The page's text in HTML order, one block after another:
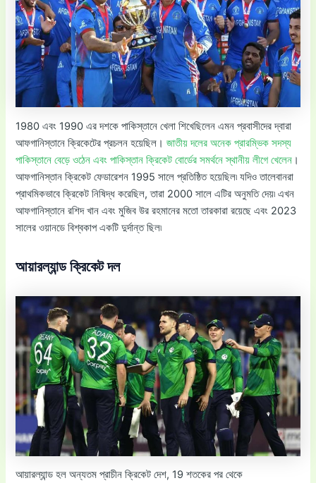
1980 এবং 1990 এর দশকে পাকিস্তানে খেলা শিখেছিলেন এমন প্রবাসীদের দ্বারা
আফগানিস্তানে ক্রিকেটের প্রচলন হয়েছিল।জাতীয় দলের অনেক প্রারম্ভিক সদস্য
পাকিস্তানে বেড়ে ওঠেন এবং পাকিস্তান ক্রিকেট বোর্ডের সমর্থনে স্থানীয় লীগে খেলেন ।
আফগানিস্তান ক্রিকেট ফেডারেশন 1995 সালে প্রতিষ্ঠিত হয়েছিল৷ যদিও তালেবানরা
প্রাথমিকভাবে ক্রিকেট নিষিদ্ধ করেছিল, তারা 2000 সালে এটির অনুমতি দেয়৷ এখন
আফগানিস্তানে রশিদ খান এবং মুজিব উর রহমানের মতো তারকারা রয়েছে এবং 2023
সালের ওয়ানডে বিশ্বকাপ একটি দুর্দান্ত ছিল৷
আয়ারল্যান্ড ক্রিকেট দল
আয়ারল্যান্ড হল অন্যতম প্রাচীন ক্রিকেট দেশ, 19 শতকের পর থেকে